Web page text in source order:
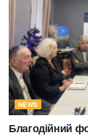
NEWS
Благодійний